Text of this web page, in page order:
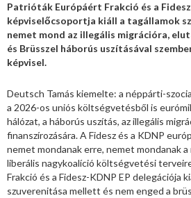
Patrióták Európáért Frakció és a
képviselőcsoportja kiáll a tagállamok
nemet mond az illegális migrációra,
és Brüsszel háborús uszításával
képvisel.
Deutsch Tamás kiemelte: a néppárti-
a 2026-os uniós költségvetésből is
hálózat, a háborús uszítás, az illegális
finanszírozására. A Fidesz és a KDNP
nemet mondanak erre, nemet mondanak
liberális nagykoalíció költségvetési
Frakció és a Fidesz-KDNP EP delegációja
szuverenitása mellett és nem enged a